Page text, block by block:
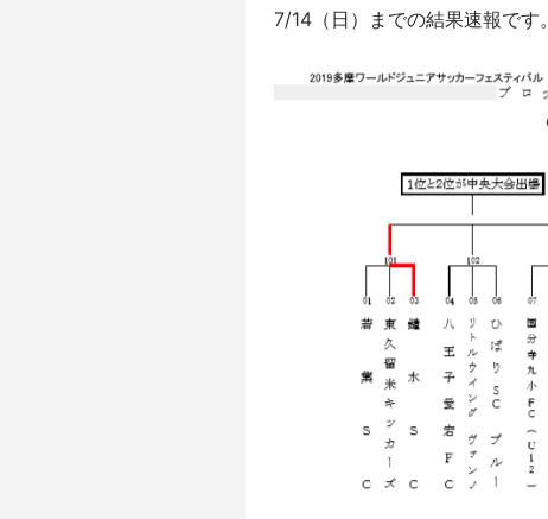
7/14（日）までの結果速報です。